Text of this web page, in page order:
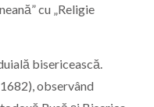
cu „Religie
bisericească.
observând